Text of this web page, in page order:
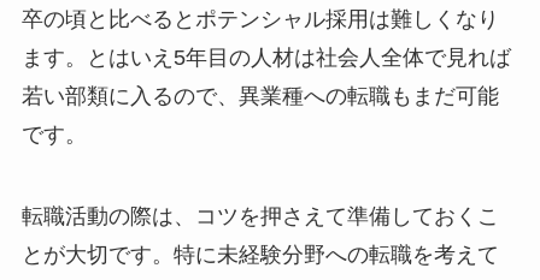
卒の頃と比べるとポテンシャル採用は難しくなり
ます。とはいえ5年目の人材は社会人全体で見れば
若い部類に入るので、異業種への転職もまだ可能
です。
転職活動の際は、コツを押さえて準備しておくこ
とが大切です。特に未経験分野への転職を考えて